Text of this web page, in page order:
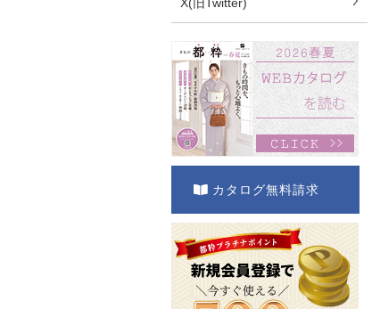
カタログ無料請求